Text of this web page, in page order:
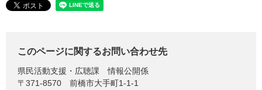
このページに関するお問い合わせ先
県民活動支援・広聴課
情報公開係
〒371-8570
前橋市大手町1-1-1